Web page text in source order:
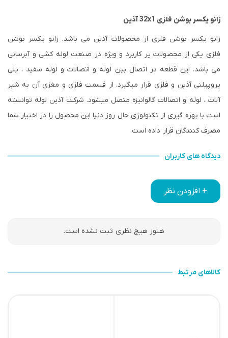
زانو یکسر بوشن فلزی 32x1 آذین
زانو یکسر بوشن فلزی از محصولات آذین می باشد. زانو یکسر بوشن
فلزی یکی از محصولات پر کاربرد و ویژه در صنعت لوله کشی و آبرسانی
می باشد. این قطعه در اتصال بین لوله و اتصالات و لوله سفید ، پلی
پروپیلنی آذین و فلزی قرار میگیرد. از قسمت فلزی و مغزی آن به شیر
آلات ، لوله و اتصالات گالوانیزه متصل میشود. شرکت آذین لوله توانسته
است با بهره گیری از تکنولوژی حال روز دنیا این محصول را در اختیار شما
مصرف کنندگان قرار داده است.
دیدگاه های کاربران
+ افزودن نظر
هنوز هیچ نظری ثبت نشده است.
کالاهای مرتبط